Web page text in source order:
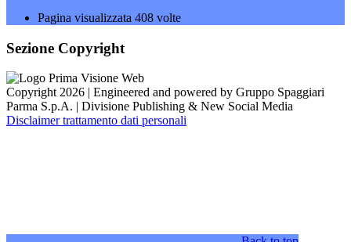
Pagina visualizzata 408 volte
Sezione Copyright
Copyright 2026 | Engineered and powered by Gruppo Spaggiari
Parma S.p.A. | Divisione Publishing & New Social Media
Disclaimer trattamento dati personali